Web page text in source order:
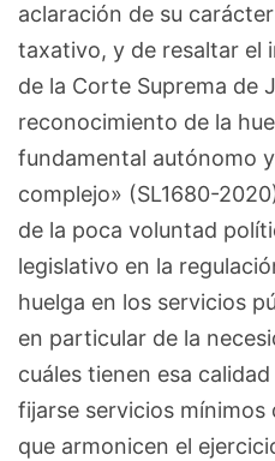
aclaración de su
taxativo, y de resaltar el
de la Corte Suprema de
reconocimiento de la
fundamental autónomo
complejo» (SL1680-
de la poca voluntad
legislativo en la
huelga en los servicios
en particular de la
cuáles tienen esa
fijarse servicios
que armonicen el